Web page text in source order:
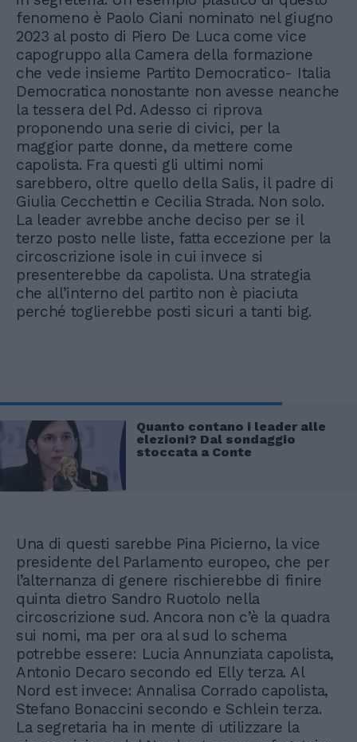
fenomeno è Paolo Ciani nominato nel giugno
2023 al posto di Piero De Luca come vice
capogruppo alla Camera della formazione
che vede insieme Partito Democratico- Italia
Democratica nonostante non avesse neanche
la tessera del Pd. Adesso ci riprova
proponendo una serie di civici, per la
maggior parte donne, da mettere come
capolista. Fra questi gli ultimi nomi
sarebbero, oltre quello della Salis, il padre di
Giulia Cecchettin e Cecilia Strada. Non solo.
La leader avrebbe anche deciso per se il
terzo posto nelle liste, fatta eccezione per la
circoscrizione isole in cui invece si
presenterebbe da capolista. Una strategia
che all’interno del partito non è piaciuta
perché toglierebbe posti sicuri a tanti big.
Quanto contano i leader alle
elezioni? Dal sondaggio
stoccata a Conte
Una di questi sarebbe Pina Picierno, la vice
presidente del Parlamento europeo, che per
l’alternanza di genere rischierebbe di finire
quinta dietro Sandro Ruotolo nella
circoscrizione sud. Ancora non c’è la quadra
sui nomi, ma per ora al sud lo schema
potrebbe essere: Lucia Annunziata capolista,
Antonio Decaro secondo ed Elly terza. Al
Nord est invece: Annalisa Corrado capolista,
Stefano Bonaccini secondo e Schlein terza.
La segretaria ha in mente di utilizzare la